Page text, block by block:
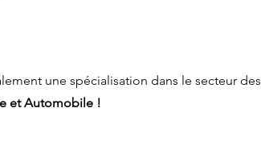
une spécialisation dans le secteur des
et Automobile !